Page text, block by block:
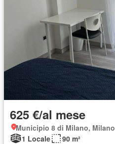
625 €/al mese
Municipio 8 di Milano, Milano
1 Locale
90 m²